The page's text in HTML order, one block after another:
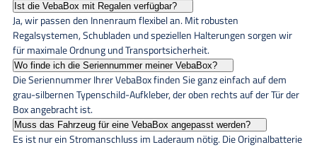
Ist die VebaBox mit Regalen verfügbar?
Ja, wir passen den Innenraum flexibel an. Mit robusten
Regalsystemen, Schubladen und speziellen Halterungen sorgen wir
für maximale Ordnung und Transportsicherheit.
Wo finde ich die Seriennummer meiner VebaBox?
Die Seriennummer Ihrer VebaBox finden Sie ganz einfach auf dem
grau-silbernen Typenschild-Aufkleber, der oben rechts auf der Tür der
Box angebracht ist.
Muss das Fahrzeug für eine VebaBox angepasst werden?
Es ist nur ein Stromanschluss im Laderaum nötig. Die Originalbatterie